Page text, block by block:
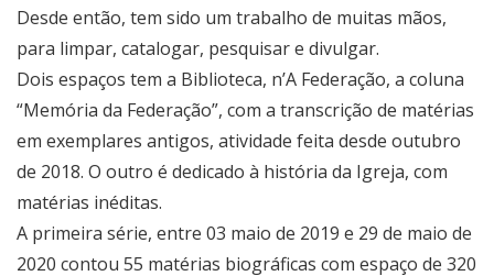
Desde então, tem sido um trabalho de muitas mãos,
para limpar, catalogar, pesquisar e divulgar.
Dois espaços tem a Biblioteca, n’A Federação, a coluna
“Memória da Federação”, com a transcrição de matérias
em exemplares antigos, atividade feita desde outubro
de 2018. O outro é dedicado à história da Igreja, com
matérias inéditas.
A primeira série, entre 03 maio de 2019 e 29 de maio de
2020 contou 55 matérias biográficas com espaço de 320